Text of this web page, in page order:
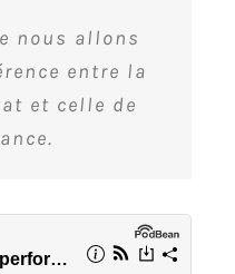
nous allons
entre la
et celle de